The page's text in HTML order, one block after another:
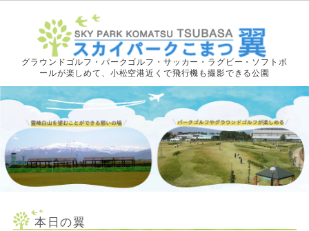
グラウンドゴルフ・パークゴルフ・サッカー・ラグビー・ソフトボ
ールが楽しめて、小松空港近くで飛行機も撮影できる公園
本日の翼